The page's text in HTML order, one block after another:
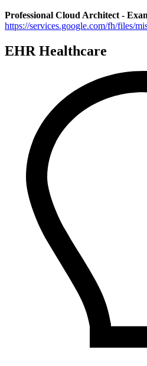
Professional Cloud Architect -
https://services.google.com/fh/files/
EHR Healthcare